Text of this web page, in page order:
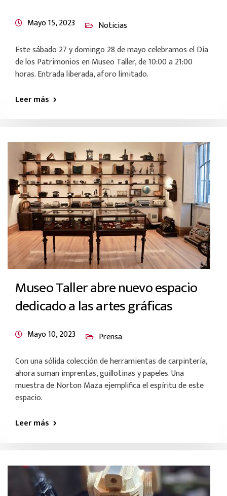
Mayo 15, 2023
Noticias
Este sábado 27 y domingo 28 de mayo celebramos el Día
de los Patrimonios en Museo Taller, de 10:00 a 21:00
horas. Entrada liberada, aforo limitado.
Leer más
Museo Taller abre nuevo espacio
dedicado a las artes gráficas
Mayo 10, 2023
Prensa
Con una sólida colección de herramientas de carpintería,
ahora suman imprentas, guillotinas y papeles. Una
muestra de Norton Maza ejemplifica el espíritu de este
espacio.
Leer más